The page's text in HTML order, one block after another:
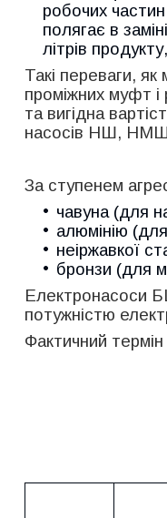
робочих
полягає в
літрів
Такі переваги, як
проміжних муфт і
та вигідна
насосів НШ,
За ступенем
чавуна (для
алюмінію
неіржавкої
бронзи (для
Електронасоси
потужністю
Фактичний